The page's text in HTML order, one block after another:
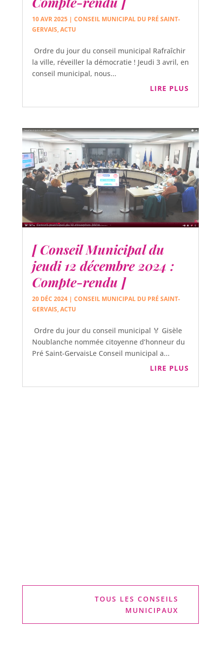
10 AVR 2025| CONSEIL MUNICIPAL DU PRÉ SAINT-
GERVAIS,ACTU
Ordre du jour du conseil municipal Rafraîchir
la ville, réveiller la démocratie ! Jeudi 3 avril, en
conseil municipal, nous...
LIRE PLUS
[ Conseil Municipal du
jeudi 12 décembre 2024 :
Compte-rendu ]
20 DÉC 2024| CONSEIL MUNICIPAL DU PRÉ SAINT-
GERVAIS,ACTU
Ordre du jour du conseil municipal 🏅 Gisèle
Noublanche nommée citoyenne d’honneur du
Pré Saint-GervaisLe Conseil municipal a...
LIRE PLUS
TOUS LES CONSEILS
MUNICIPAUX